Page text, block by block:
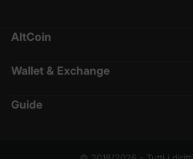
AltCoin
Cardano (ADA)
Polkadot (DOT)
Solana (SOL)
Wallet & Exchange
Crypto.com Recensione
Nexo Recensione
Guide